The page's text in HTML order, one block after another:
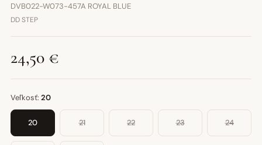
DVB022-W073-457A ROYAL BLUE
DD STEP
24,50 €
Veľkosť: 20
20 21 22 23 24